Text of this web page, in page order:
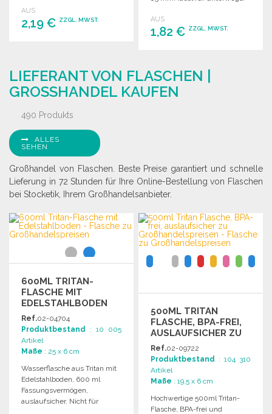
AUS
2,19 € ZZGL. MWST. AUS
1,82 € ZZGL. MWST.
Angebot anfordern
LIEFERANT VON FLASCHEN |
GROSSHANDEL KAUFEN
490 Produkts
ALLES
SEHEN
Großhandel von Flaschen. Beste Preise garantiert und schnelle
Lieferung in 72 Stunden für Ihre Online-Bestellung von Flaschen
bei Stocketik, Ihrem Großhandelsanbieter.
600ML TRITAN-
FLASCHE MIT
EDELSTAHLBODEN
Ref.02-04704
Produktbestand : 10 005
Artikel
Maße : 25 x 6 cm
Wasserflasche aus Tritan mit
Edelstahlboden, 600 ml
Fassungsvermögen,
auslaufsicher. Nicht für
500ML TRITAN
FLASCHE, BPA-FREI,
AUSLAUFSICHER ZU
GROSSHANDELSPREISEN
Ref.02-09722
Produktbestand : 104 310
Artikel
Maße : 19.5 x 6 cm
Hochwertige 500ml Tritan-
Flasche, BPA-frei und